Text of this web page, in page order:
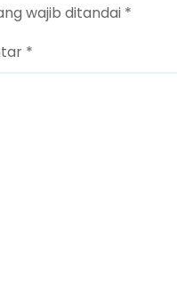
wajib ditandai *
*